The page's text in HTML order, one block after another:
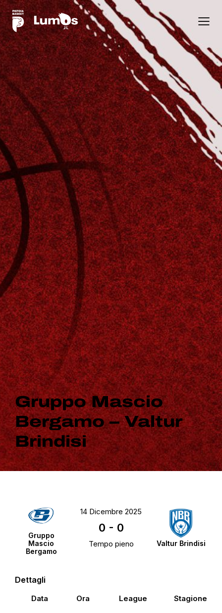
Gruppo Mascio
Bergamo – Valtur
Brindisi
Gruppo
Mascio
Bergamo
Valtur Brindisi
14 Dicembre 2025
0 - 0
Tempo pieno
Dettagli
Data Ora League Stagione